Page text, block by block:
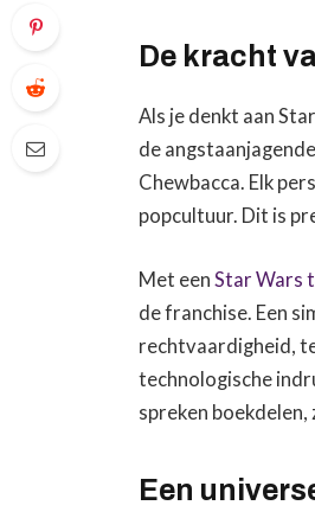
De kracht
Als je denkt aan
de
Chewbacca. Elk
popcultuur. Dit is
Met eenStar Wars
de franchise. Een
rechtvaardigheid,
technologische
spreken
Een